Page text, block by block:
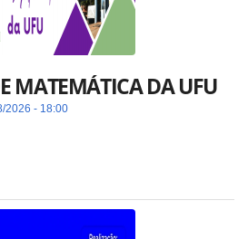
MATEMÁTICA DA UFU
2026 - 18:00